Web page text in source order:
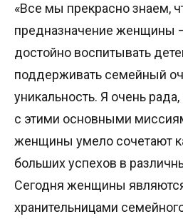
«Все мы прекрасно знаем,
предназначение женщины
достойно воспитывать
поддерживать семейный
уникальность. Я очень
с этими основными
женщины умело сочетают
больших успехов в
Сегодня женщины
хранительницами